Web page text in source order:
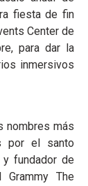
fiesta de fin
Center de
para dar la
inmersivos
nombres más
por el santo
fundador de
Grammy The